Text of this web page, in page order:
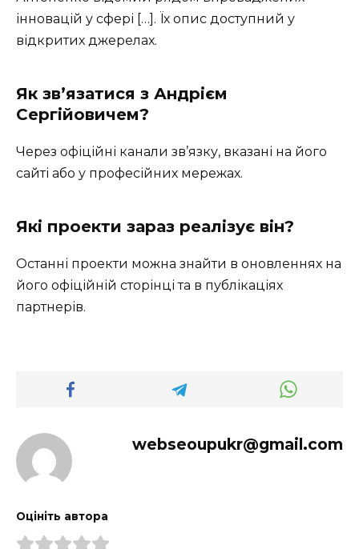
інновацій у сфері […]. Їх опис доступний у
відкритих джерелах.
Як зв’язатися з Андрієм
Сергійовичем?
Через офіційні канали зв’язку, вказані на його
сайті або у професійних мережах.
Які проекти зараз реалізує він?
Останні проекти можна знайти в оновленнях на
його офіційній сторінці та в публікаціях
партнерів.
webseoupukr@gmail.com
Оцініть автора